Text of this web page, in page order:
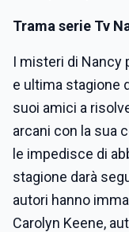
Trama serie Tv
I misteri di Nancy
e ultima stagione
suoi amici a
arcani con la sua
le impedisce di
stagione darà
autori hanno
Carolyn Keene,